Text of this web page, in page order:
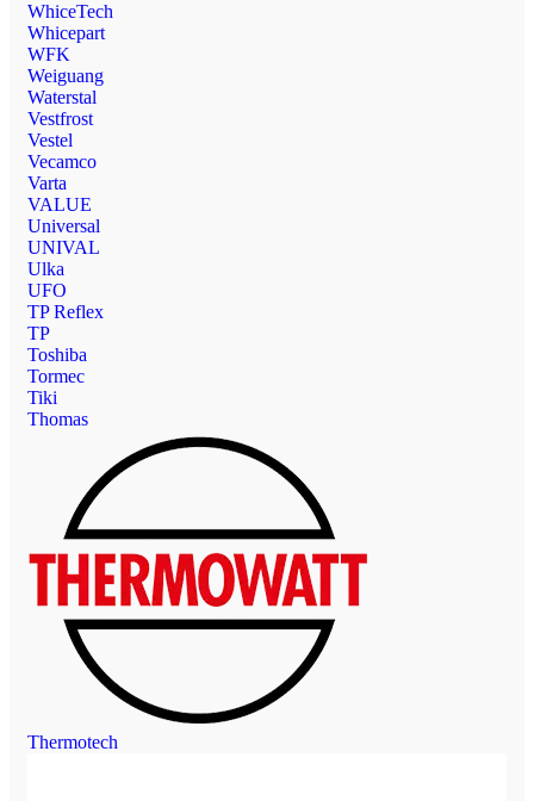
WhiceTech
Whicepart
WFK
Weiguang
Waterstal
Vestfrost
Vestel
Vecamco
Varta
VALUE
Universal
UNIVAL
Ulka
UFO
TP Reflex
TP
Toshiba
Tormec
Tiki
Thomas
Thermotech